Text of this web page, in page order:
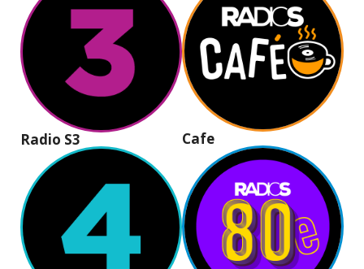
Radio S3 Cafe